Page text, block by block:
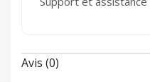
Avis (0)